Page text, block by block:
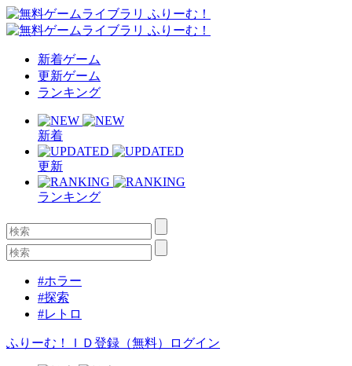
新着ゲーム
更新ゲーム
ランキング
新着
更新
ランキング
#ホラー
#探索
#レトロ
ふりーむ！ＩＤ登録（無料） ログイン